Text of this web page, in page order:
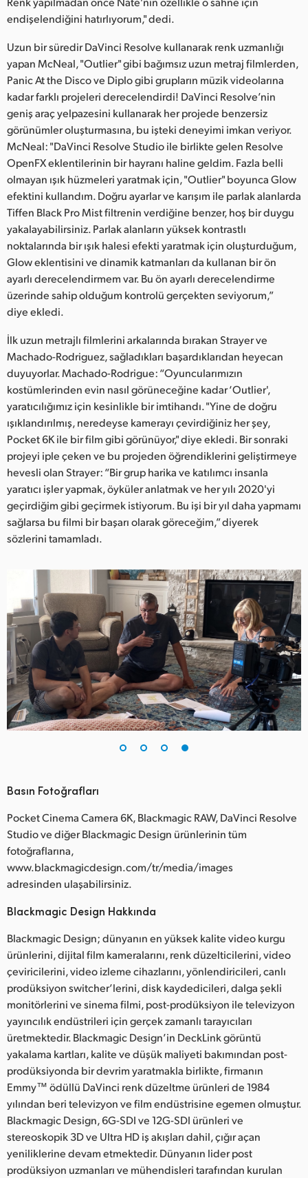
endişelendiğini hatırlıyorum," dedi.
Uzun bir süredir DaVinci Resolve kullanarak renk uzmanlığı
yapan McNeal, "Outlier" gibi bağımsız uzun metraj filmlerden,
Panic At the Disco ve Diplo gibi grupların müzik videolarına
kadar farklı projeleri derecelendirdi! DaVinci Resolve’nin
geniş araç yelpazesini kullanarak her projede benzersiz
görünümler oluşturmasına, bu işteki deneyimi imkan veriyor.
McNeal: "DaVinci Resolve Studio ile birlikte gelen Resolve
OpenFX eklentilerinin bir hayranı haline geldim. Fazla belli
olmayan ışık hüzmeleri yaratmak için, "Outlier" boyunca Glow
efektini kullandım. Doğru ayarlar ve karışım ile parlak alanlarda
Tiffen Black Pro Mist filtrenin verdiğine benzer, hoş bir duygu
yakalayabilirsiniz. Parlak alanların yüksek kontrastlı
noktalarında bir ışık halesi efekti yaratmak için oluşturduğum,
Glow eklentisini ve dinamik katmanları da kullanan bir ön
ayarlı derecelendirmem var. Bu ön ayarlı derecelendirme
üzerinde sahip olduğum kontrolü gerçekten seviyorum,”
diye ekledi.
İlk uzun metrajlı filmlerini arkalarında bırakan Strayer ve
Machado-Rodriguez, sağladıkları başardıklarıdan heyecan
duyuyorlar. Machado-Rodrigue: “Oyuncularımızın
kostümlerinden evin nasıl görüneceğine kadar ‘Outlier',
yaratıcılığımız için kesinlikle bir imtihandı. "Yine de doğru
ışıklandırılmış, neredeyse kamerayı çevirdiğiniz her şey,
Pocket 6K ile bir film gibi görünüyor," diye ekledi. Bir sonraki
projeyi iple çeken ve bu projeden öğrendiklerini geliştirmeye
hevesli olan Strayer: “Bir grup harika ve katılımcı insanla
yaratıcı işler yapmak, öyküler anlatmak ve her yılı 2020'yi
geçirdiğim gibi geçirmek istiyorum. Bu işi bir yıl daha yapmamı
sağlarsa bu filmi bir başarı olarak göreceğim,” diyerek
sözlerini tamamladı.
Basın Fotoğrafları
Pocket Cinema Camera 6K, Blackmagic RAW, DaVinci Resolve
Studio ve diğer Blackmagic Design ürünlerinin tüm
fotoğraflarına,
www.blackmagicdesign.com/tr/media/images
adresinden ulaşabilirsiniz.
Blackmagic Design Hakkında
Blackmagic Design; dünyanın en yüksek kalite video kurgu
ürünlerini, dijital film kameralarını, renk düzelticilerini, video
çeviricilerini, video izleme cihazlarını, yönlendiricileri, canlı
prodüksiyon switcher’lerini, disk kaydedicileri, dalga şekli
monitörlerini ve sinema filmi, post-prodüksiyon ile televizyon
yayıncılık endüstrileri için gerçek zamanlı tarayıcıları
üretmektedir. Blackmagic Design’in DeckLink görüntü
yakalama kartları, kalite ve düşük maliyeti bakımından post-
prodüksiyonda bir devrim yaratmakla birlikte, firmanın
Emmy™ ödüllü DaVinci renk düzeltme ürünleri de 1984
yılından beri televizyon ve film endüstrisine egemen olmuştur.
Blackmagic Design, 6G-SDI ve 12G-SDI ürünleri ve
stereoskopik 3D ve Ultra HD iş akışları dahil, çığır açan
yeniliklerine devam etmektedir. Dünyanın lider post
prodüksiyon uzmanları ve mühendisleri tarafından kurulan